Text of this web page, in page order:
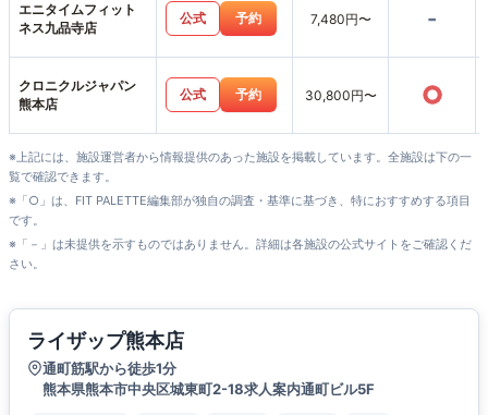
エニタイムフィット
ネス九品寺店
公式 予約 7,480円〜 -
クロニクルジャパン
熊本店
公式 予約 30,800円〜 ○
※上記には、施設運営者から情報提供のあった施設を掲載しています。全施設は下の一
覧で確認できます。
※「○」は、FIT PALETTE編集部が独自の調査・基準に基づき、特におすすめする項目
です。
※「－」は未提供を示すものではありません。詳細は各施設の公式サイトをご確認くだ
さい。
ライザップ熊本店
通町筋駅から徒歩1分
熊本県熊本市中央区城東町2-18求人案内通町ビル5F